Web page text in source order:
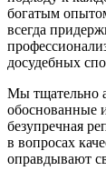
богатым
всегда
досудебных
Мы тщательно
обоснованные
безупречная
в вопросах
оправдывают